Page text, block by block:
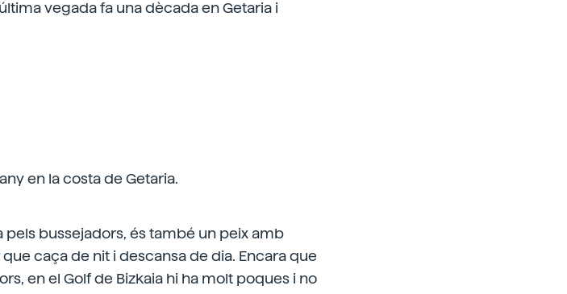
vegada fa una dècada en Getaria i
en la costa de Getaria.
pels bussejadors, és també un peix amb
caça de nit i descansa de dia. Encara que
en el Golf de Bizkaia hi ha molt poques i no